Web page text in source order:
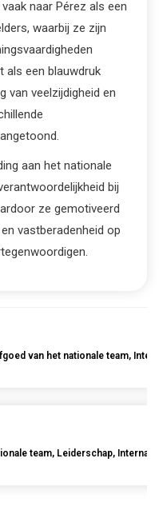
naar Pérez als een
waarbij ze zijn
als een blauwdruk
van veelzijdigheid en
aan het nationale
bij
ze gemotiveerd
vastberadenheid op
van het nationale team,
team, Leiderschap,